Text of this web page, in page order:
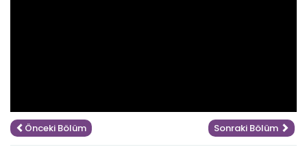
Önceki Bölüm Sonraki Bölüm